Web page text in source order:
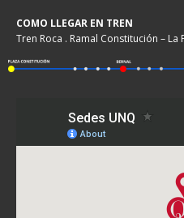
COMO LLEGAR EN TREN
Tren Roca . Ramal Constitución – La